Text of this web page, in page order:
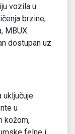
vozila u
brzine,
MBUX
dostupan uz
uključuje
u
kožom,